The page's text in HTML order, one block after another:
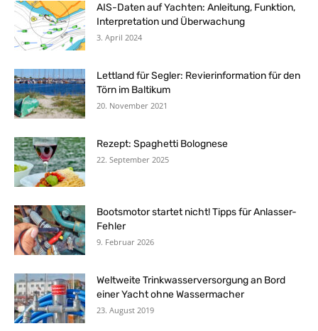
AIS-Daten auf Yachten: Anleitung, Funktion,
Interpretation und Überwachung
3. April 2024
Lettland für Segler: Revierinformation für den
Törn im Baltikum
20. November 2021
Rezept: Spaghetti Bolognese
22. September 2025
Bootsmotor startet nicht! Tipps für Anlasser-
Fehler
9. Februar 2026
Weltweite Trinkwasserversorgung an Bord
einer Yacht ohne Wassermacher
23. August 2019